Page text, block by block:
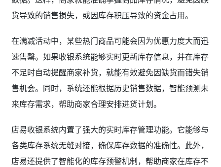
货导致的销售损失，或因库存积压导致的资金占用。
在满减活动中，某些热门商品可能会因为优惠力度大而迅
速售罄。如果收银系统能够实时更新库存信息，并在库存
不足时自动提醒商家补货，就能有效避免因缺货而错失销
售机会。同时，系统还能根据历史销售数据，智能预测未
来库存需求，帮助商家合理安排进货计划。
店易收银系统内置了强大的实时库存管理功能。它能够与
各类库存系统无缝对接，确保库存数据的准确性。此外，
店易还提供了智能化的库存预警机制，帮助商家在库存不